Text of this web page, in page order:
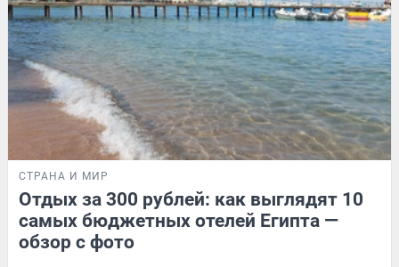
СТРАНА И МИР
Отдых за 300 рублей: как выглядят 10
самых бюджетных отелей Египта —
обзор с фото